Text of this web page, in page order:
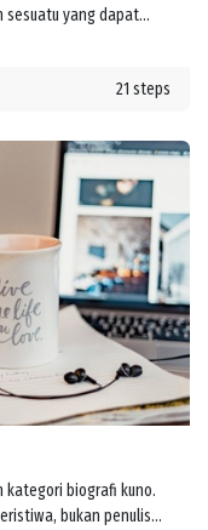
sesuatu yang dapat
21 steps
kategori biografi kuno.
bukan penulis